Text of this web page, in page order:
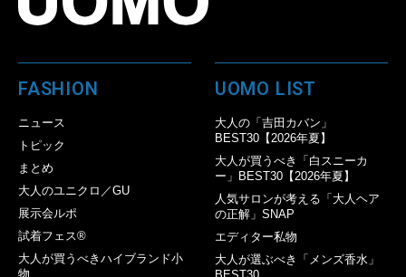
FASHION
ニュース
トピック
まとめ
大人のユニクロ／GU
展示会ルポ
試着フェス®︎
大人が買うべきハイブランド小
物
UOMO LIST
大人の「吉田カバン」
BEST30【2026年夏】
大人が買うべき「白スニーカ
ー」BEST30【2026年夏】
人気サロンが考える「大人ヘア
の正解」SNAP
エディター私物
大人が選ぶべき「メンズ香水」